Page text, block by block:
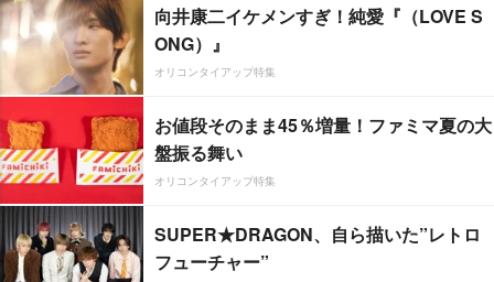
向井康二イケメンすぎ！純愛『（LOVE S
ONG）』
オリコンタイアップ特集
お値段そのまま45％増量！ファミマ夏の大
盤振る舞い
オリコンタイアップ特集
SUPER★DRAGON、自ら描いた”レトロ
フューチャー”